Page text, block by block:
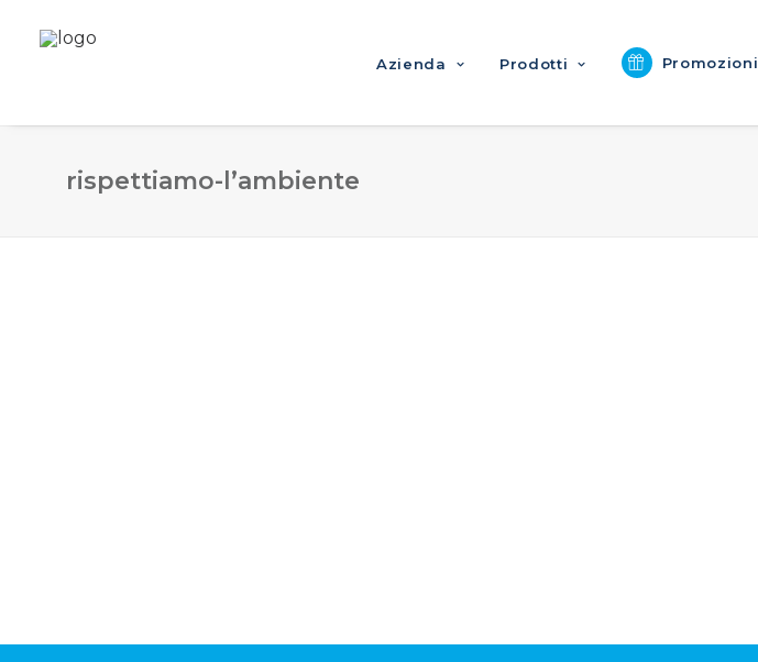
Azienda Prodotti Promozioni
rispettiamo-l’ambiente